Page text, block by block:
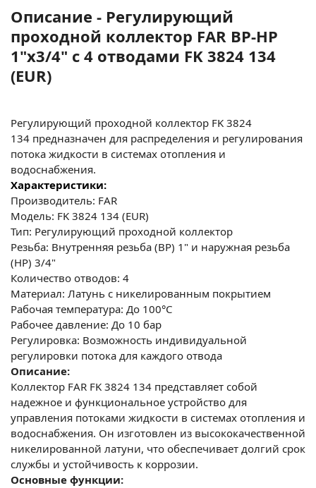
Описание - Регулирующий
проходной коллектор FAR ВР-НР
1"х3/4" с 4 отводами FK 3824 134
(EUR)
Регулирующий проходной коллектор FK 3824
134 предназначен для распределения и регулирования
потока жидкости в системах отопления и
водоснабжения.
Характеристики:
Производитель: FAR
Модель: FK 3824 134 (EUR)
Тип: Регулирующий проходной коллектор
Резьба: Внутренняя резьба (ВР) 1" и наружная резьба
(НР) 3/4"
Количество отводов: 4
Материал: Латунь с никелированным покрытием
Рабочая температура: До 100°C
Рабочее давление: До 10 бар
Регулировка: Возможность индивидуальной
регулировки потока для каждого отвода
Описание:
Коллектор FAR FK 3824 134 представляет собой
надежное и функциональное устройство для
управления потоками жидкости в системах отопления и
водоснабжения. Он изготовлен из высококачественной
никелированной латуни, что обеспечивает долгий срок
службы и устойчивость к коррозии.
Основные функции: